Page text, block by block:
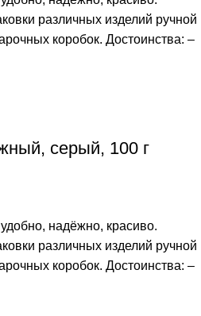
различных изделий ручной
коробок. Достоинства: –
серый, 100 г
надёжно, красиво.
различных изделий ручной
коробок. Достоинства: –